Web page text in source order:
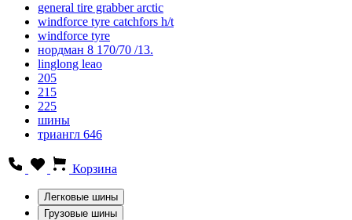
general tire grabber arctic
windforce tyre catchfors h/t
windforce tyre
нордман 8 170/70 /13.
linglong leao
205
215
225
шины
триангл 646
Корзина
Легковые шины
Грузовые шины